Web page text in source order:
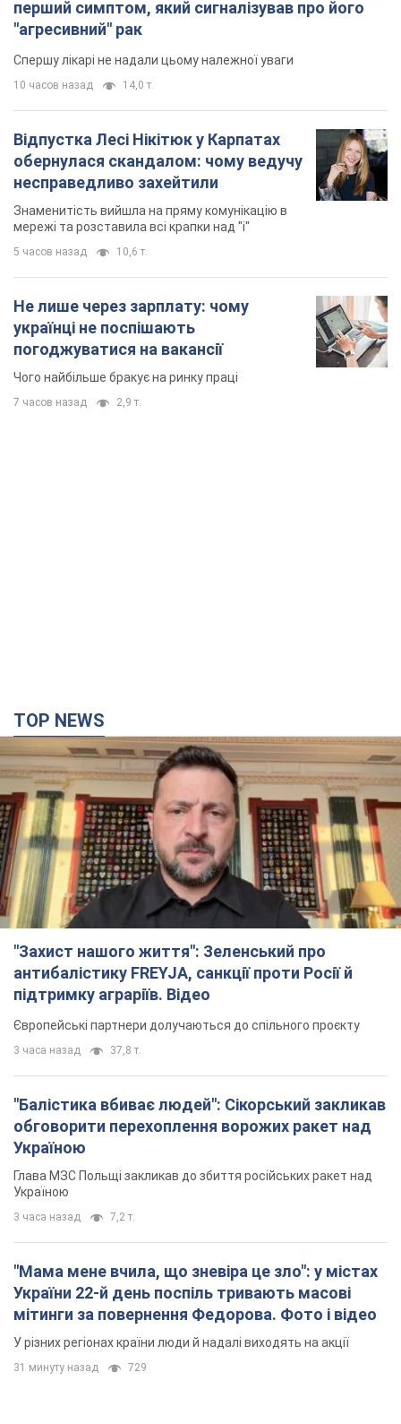
перший симптом, який сигналізував про його
"агресивний" рак
Спершу лікарі не надали цьому належної уваги
10 часов назад 14,0 т.
Відпустка Лесі Нікітюк у Карпатах
обернулася скандалом: чому ведучу
несправедливо захейтили
Знаменитість вийшла на пряму комунікацію в
мережі та розставила всі крапки над "і"
5 часов назад 10,6 т.
Не лише через зарплату: чому
українці не поспішають
погоджуватися на вакансії
Чого найбільше бракує на ринку праці
7 часов назад 2,9 т.
TOP NEWS
"Захист нашого життя": Зеленський про
антибалістику FREYJA, санкції проти Росії й
підтримку аграріїв. Відео
Європейські партнери долучаються до спільного проєкту
3 часа назад 37,8 т.
"Балістика вбиває людей": Сікорський закликав
обговорити перехоплення ворожих ракет над
Україною
Глава МЗС Польщі закликав до збиття російських ракет над
Україною
3 часа назад 7,2 т.
"Мама мене вчила, що зневіра це зло": у містах
України 22-й день поспіль тривають масові
мітинги за повернення Федорова. Фото і відео
У різних регіонах країни люди й надалі виходять на акції
31 минуту назад 729